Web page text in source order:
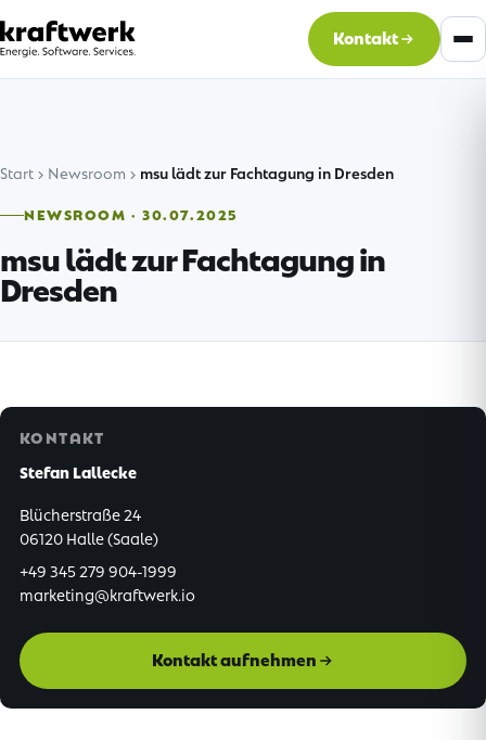
Kontakt
Start Newsroom msu lädt zur Fachtagung in Dresden
NEWSROOM · 30.07.2025
msu lädt zur Fachtagung in
Dresden
KONTAKT
Stefan Lallecke
Blücherstraße 24
06120 Halle (Saale)
+49 345 279 904-1999
marketing@kraftwerk.io
Kontakt aufnehmen